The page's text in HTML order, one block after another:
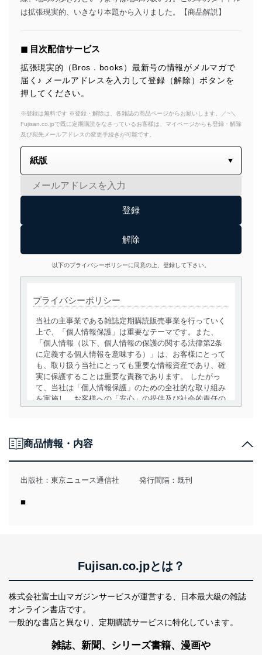
は拡張現実的、いきなり本題から入りました。【商品解説】
◼︎ 目次配信サービス
拡張現実的（Bros．books）最新号の情報がメルマガで
届く♪ メールアドレスを入力して登録（解除）ボタンを
押してください。
※登録は無料です ※登録・解除は、各雑誌の商品ページからお願いします。／~＼
Fujisan.co.jpで既に定期購読をなさっているお客様は、マイページからも登録・解除
及び宛先メールアドレスの変更手続きが可能です。
以下のプライバシーポリシーに同意の上、登録して下さい。
プライバシーポリシー
当社の主事業である雑誌定期購読販売事業を行っていく
上で、「個人情報保護」は重要なテーマです。また、
「個人情報（以下、個人情報の保護の関する法律第2条
に定義する個人情報を意味する）」は、お客様にとって
も、取り扱う当社にとっても重要な情報資産であり、確
実に保護することは重要な責務であります。 したがっ
て、当社は「個人情報保護」のための全社的な取り組み
を実施し、お客様への「安心」の提供及び社会的責任の
用目的を明確にし、本人の同意を得たうえで利用目的の
達成に必要な範囲内で適法かつ公正な手段によって取
得・利用・提供を行います。また、当社が保有している
当社は、個人情報に関連する法令、国が定める指針及び
その他の規範を遵守します。また、当社の管理の仕組み
に、これらの法令及びその他の規範を常に適合させま
す。
個人情報の安全管理措置
商品情報・内容
出版社： 東京ニュース通信社 発行間隔：既刊
■
Fujisan.co.jpとは？
株式会社富士山マガジンサービスが運営する、
日本最大級の雑誌
オンライン書店です。
一般的な書店と異なり、 定期購読サービスに特化しています。
雑誌、新聞、シリーズ書籍、漫画や